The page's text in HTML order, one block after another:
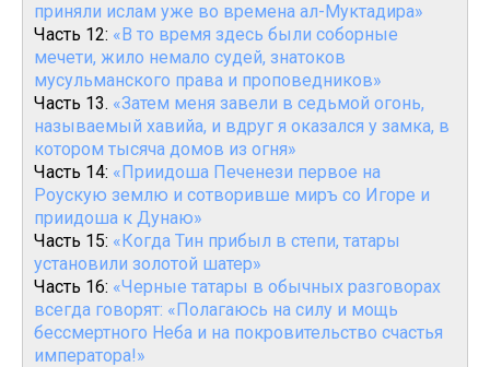
приняли ислам уже во времена ал-Муктадира»
Часть 12: «В то время здесь были соборные
мечети, жило немало судей, знатоков
мусульманского права и проповедников»
Часть 13. «Затем меня завели в седьмой огонь,
называемый хавийа, и вдруг я оказался у замка, в
котором тысяча домов из огня»
Часть 14: «Приидоша Печенези первое на
Роускую землю и сотворивше миръ со Игоре и
приидоша к Дунаю»
Часть 15: «Когда Тин прибыл в степи, татары
установили золотой шатер»
Часть 16: «Черные татары в обычных разговорах
всегда говорят: «Полагаюсь на силу и мощь
бессмертного Неба и на покровительство счастья
императора!»